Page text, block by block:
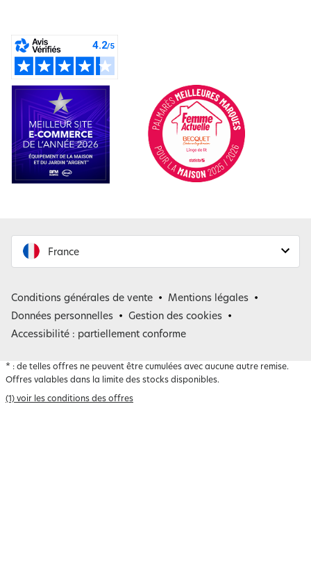
France
Belgique
Conditions générales de vente
Mentions légales
Données personnelles
Gestion des cookies
Accessibilité : partiellement conforme
* : de telles offres ne peuvent être cumulées avec aucune autre remise.
Offres valables dans la limite des stocks disponibles.
(1) voir les conditions des offres